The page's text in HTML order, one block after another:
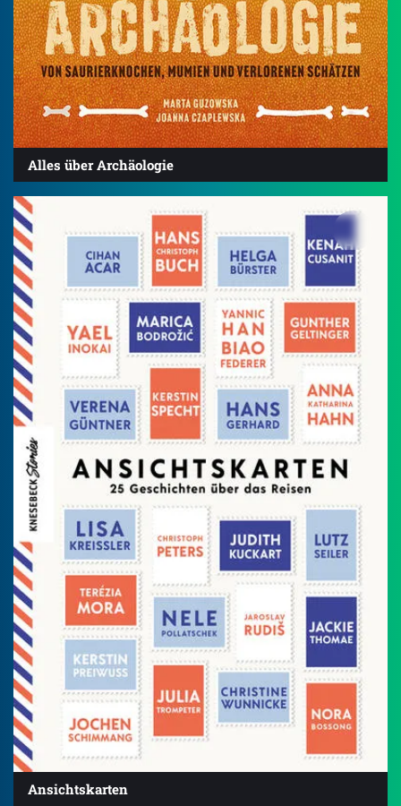
Alles über Archäologie
Ansichtskarten